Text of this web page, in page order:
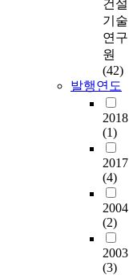
건설
기술
연구
원
(42)
발행연도
2018
(1)
2017
(4)
2004
(2)
2003
(3)